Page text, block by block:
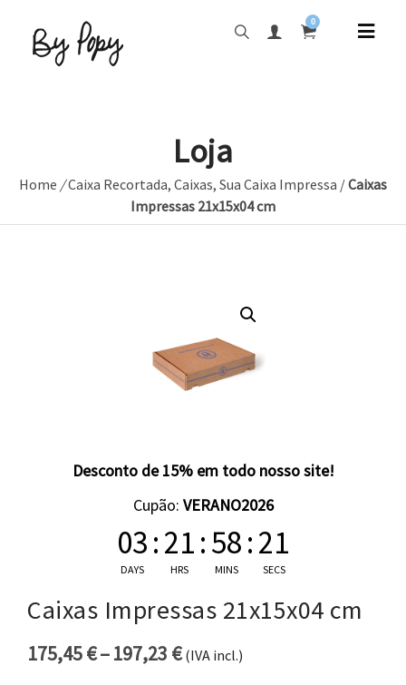
0
Loja
Home /Caixa Recortada, Caixas, Sua Caixa Impressa /Caixas
Impressas 21x15x04 cm
Desconto de 15% em todo nosso site!
Cupão: VERANO2026
03
DAYS
:21
HRS
:58
MINS
:21
SECS
Caixas Impressas 21x15x04 cm
175,45€–197,23 €
Price range: 175,45 €
(IVA incl.)